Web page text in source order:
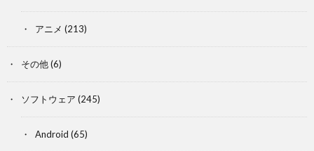
アニメ (213)
その他(6)
ソフトウェア (245)
Android (65)